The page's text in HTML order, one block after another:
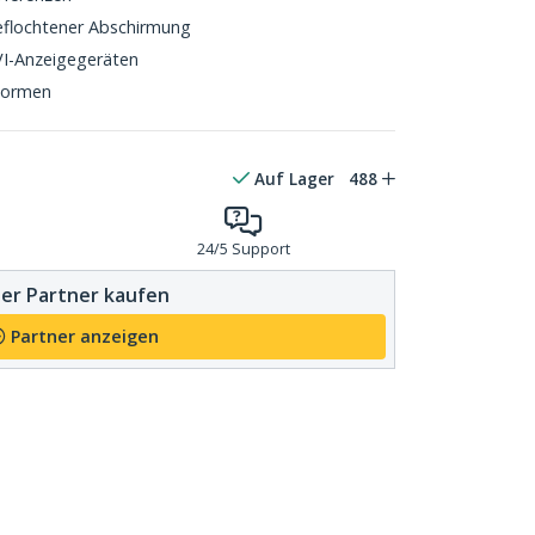
Abschirmung
Anzeigegeräten
Auf Lager 488
24/5 Support
Partner kaufen
Partner anzeigen